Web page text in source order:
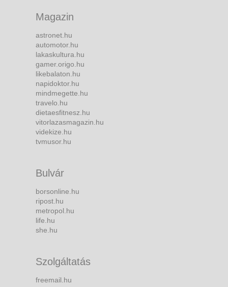
Magazin
astronet.hu
automotor.hu
lakaskultura.hu
gamer.origo.hu
likebalaton.hu
napidoktor.hu
mindmegette.hu
travelo.hu
dietaesfitnesz.hu
vitorlazasmagazin.hu
videkize.hu
tvmusor.hu
Bulvár
borsonline.hu
ripost.hu
metropol.hu
life.hu
she.hu
Szolgáltatás
freemail.hu